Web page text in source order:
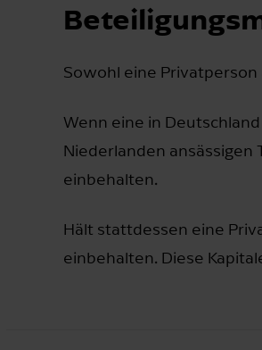
Sowohl eine Privatperson
Wenn eine in
Niederlanden ansässigen
einbehalten.
Hält stattdessen eine
einbehalten. Diese